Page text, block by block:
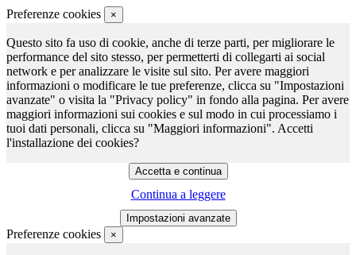
Preferenze cookies ×
Questo sito fa uso di cookie, anche di terze parti, per migliorare le
performance del sito stesso, per permetterti di collegarti ai social
network e per analizzare le visite sul sito. Per avere maggiori
informazioni o modificare le tue preferenze, clicca su "Impostazioni
avanzate" o visita la "Privacy policy" in fondo alla pagina. Per avere
maggiori informazioni sui cookies e sul modo in cui processiamo i
tuoi dati personali, clicca su "Maggiori informazioni". Accetti
l'installazione dei cookies?
Continua a leggere
Preferenze cookies ×